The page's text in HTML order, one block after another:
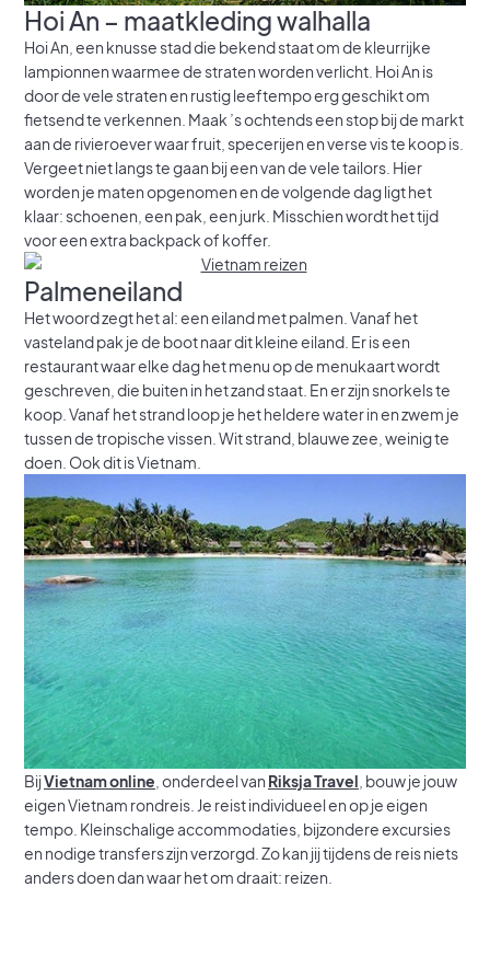
Hoi An – maatkleding walhalla
Hoi An, een knusse stad die bekend staat om de kleurrijke
lampionnen waarmee de straten worden verlicht. Hoi An is
door de vele straten en rustig leeftempo erg geschikt om
fietsend te verkennen. Maak ’s ochtends een stop bij de markt
aan de rivieroever waar fruit, specerijen en verse vis te koop is.
Vergeet niet langs te gaan bij een van de vele tailors. Hier
worden je maten opgenomen en de volgende dag ligt het
klaar: schoenen, een pak, een jurk. Misschien wordt het tijd
voor een extra backpack of koffer.
Palmeneiland
Het woord zegt het al: een eiland met palmen. Vanaf het
vasteland pak je de boot naar dit kleine eiland. Er is een
restaurant waar elke dag het menu op de menukaart wordt
geschreven, die buiten in het zand staat. En er zijn snorkels te
koop. Vanaf het strand loop je het heldere water in en zwem je
tussen de tropische vissen. Wit strand, blauwe zee, weinig te
doen. Ook dit is Vietnam.
BijVietnamonline , onderdeel van Riksja Travel , bouw je jouw
eigen Vietnam rondreis. Je reist individueel en op je eigen
tempo. Kleinschalige accommodaties, bijzondere excursies
en nodige transfers zijn verzorgd. Zo kan jij tijdens de reis niets
anders doen dan waar het om draait: reizen.